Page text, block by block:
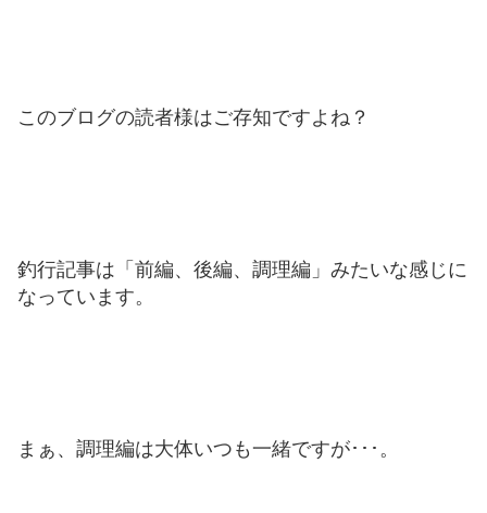
このブログの読者様はご存知ですよね？
釣行記事は「前編、後編、調理編」みたいな感じに
なっています。
まぁ、調理編は大体いつも一緒ですが･･･。